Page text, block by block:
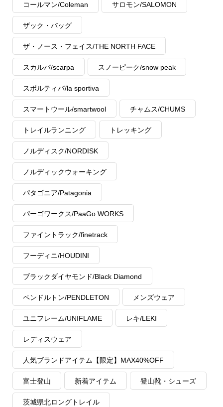
コールマン/Coleman サロモン/SALOMON
ザック・バッグ
ザ・ノース・フェイス/THE NORTH FACE
スカルパ/scarpa スノーピーク/snow peak
スポルティバ/la sportiva
スマートウール/smartwool チャムス/CHUMS
トレイルランニング トレッキング
ノルディスク/NORDISK
ノルディックウォーキング
パタゴニア/Patagonia
パーゴワークス/PaaGo WORKS
ファイントラック/finetrack
フーディニ/HOUDINI
ブラックダイヤモンド/Black Diamond
ペンドルトン/PENDLETON メンズウェア
ユニフレーム/UNIFLAME レキ/LEKI
レディスウェア
人気ブランドアイテム【限定】MAX40%OFF
富士登山 新着アイテム 登山靴・シューズ
茨城県北ロングトレイル